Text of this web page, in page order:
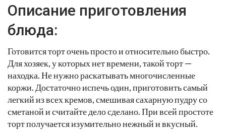
Описание приготовления
блюда:
Готовится торт очень просто и относительно быстро.
Для хозяек, у которых нет времени, такой торт —
находка. Не нужно раскатывать многочисленные
коржи. Достаточно испечь один, приготовить самый
легкий из всех кремов, смешивая сахарную пудру со
сметаной и считайте дело сделано. При всей простоте
торт получается изумительно нежный и вкусный.